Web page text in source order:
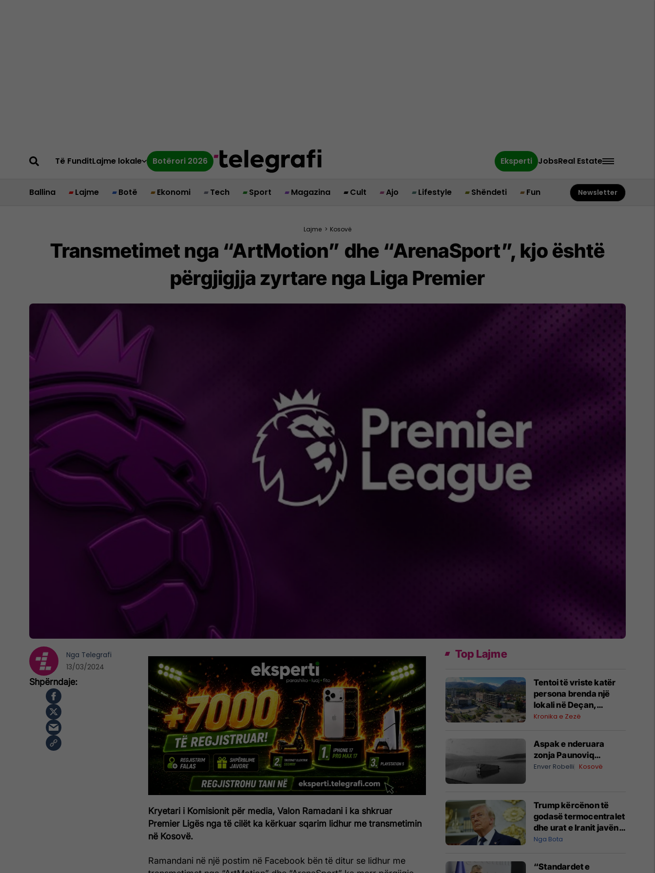
Të FunditLajme lokale Botërori 2026 Eksperti JobsReal Estate
Ballina Lajme Botë Ekonomi Tech Sport Magazina Cult Ajo Lifestyle Shëndeti Fun Newsletter
Lajme > Kosovë
Transmetimet nga “ArtMotion” dhe “ArenaSport”, kjo është
përgjigjja zyrtare nga Liga Premier
Kryetari i Komisionit për media, Valon Ramadani i ka shkruar
Premier Ligës nga të cilët ka kërkuar sqarim lidhur me transmetimin
në Kosovë.
Ramandani në një postim në Facebook bën të ditur se lidhur me
Nga Telegrafi
13/03/2024
Top Lajme
Tentoi të vriste katër
persona brenda një
lokali në Deçan,
ngrihet aktakuzë ndaj
Kronika e Zezë
Aspak e nderuara
zonja Paunoviq…
Enver Robelli Kosovë
Trump kërcënon të
godasë termocentralet
dhe urat e Iranit javën
tjetër, nëse nuk arrihet
Nga Bota
“Standardet e